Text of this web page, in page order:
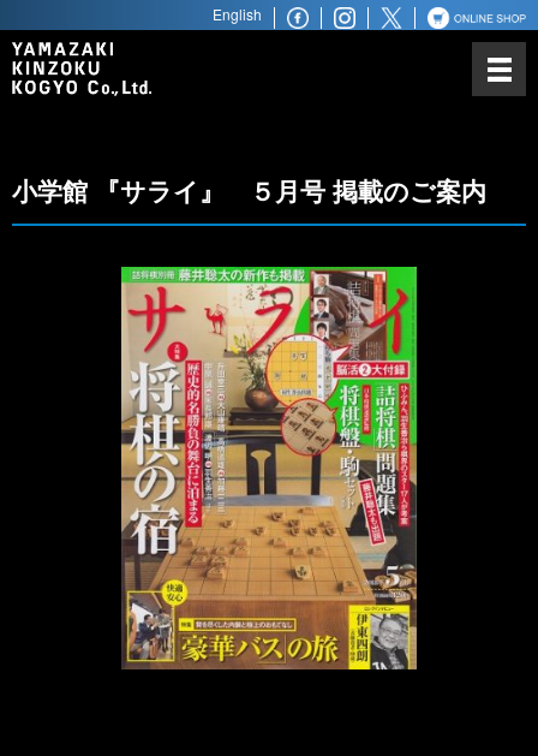
山崎金属工業について
世界最高水準の品質
ー
商品ラインアップ
ステンレス鋼材
English
小学館 『サライ』 ５月号 掲載のご案内